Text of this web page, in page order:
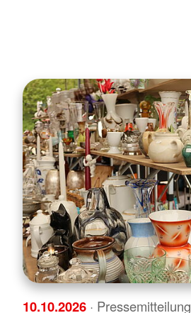
10.10.2026 · Pressemitteilung